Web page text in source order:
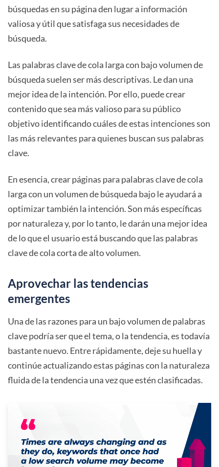
búsquedas en su página den lugar a información
valiosa y útil que satisfaga sus necesidades de
búsqueda.
Las palabras clave de cola larga con bajo volumen de
búsqueda suelen ser más descriptivas. Le dan una
mejor idea de la intención. Por ello, puede crear
contenido que sea más valioso para su público
objetivo identificando cuáles de estas intenciones son
las más relevantes para quienes buscan sus palabras
clave.
En esencia, crear páginas para palabras clave de cola
larga con un volumen de búsqueda bajo le ayudará a
optimizar también la intención. Son más específicas
por naturaleza y, por lo tanto, le darán una mejor idea
de lo que el usuario está buscando que las palabras
clave de cola corta de alto volumen.
Aprovechar las tendencias
emergentes
Una de las razones para un bajo volumen de palabras
clave podría ser que el tema, o la tendencia, es todavía
bastante nuevo. Entre rápidamente, deje su huella y
continúe actualizando estas páginas con la naturaleza
fluida de la tendencia una vez que estén clasificadas.